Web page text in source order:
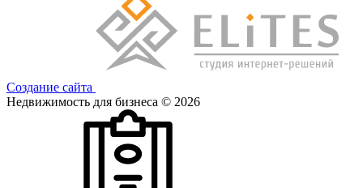
Создание сайта
Недвижимость для бизнеса © 2026